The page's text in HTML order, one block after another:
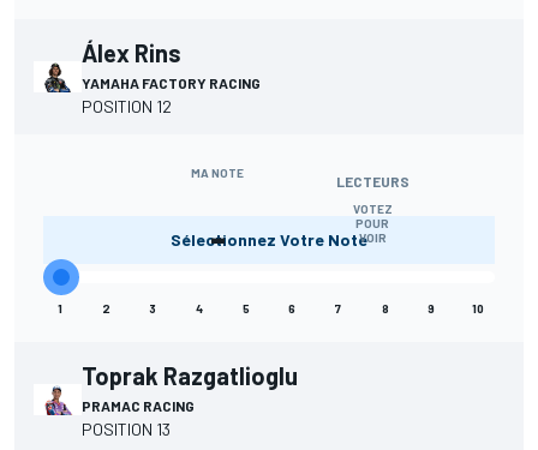
Álex Rins
YAMAHA FACTORY RACING
POSITION 12
MA NOTE
-
LECTEURS
VOTEZ
POUR
VOIR
Sélectionnez Votre Note
1 2 3 4 5 6 7 8 9 10
Toprak Razgatlioglu
PRAMAC RACING
POSITION 13